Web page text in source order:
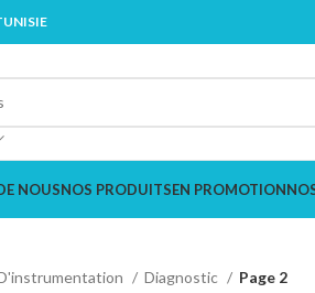
NOUSNOS PRODUITSEN PROMOTION
Diagnostic Page 2